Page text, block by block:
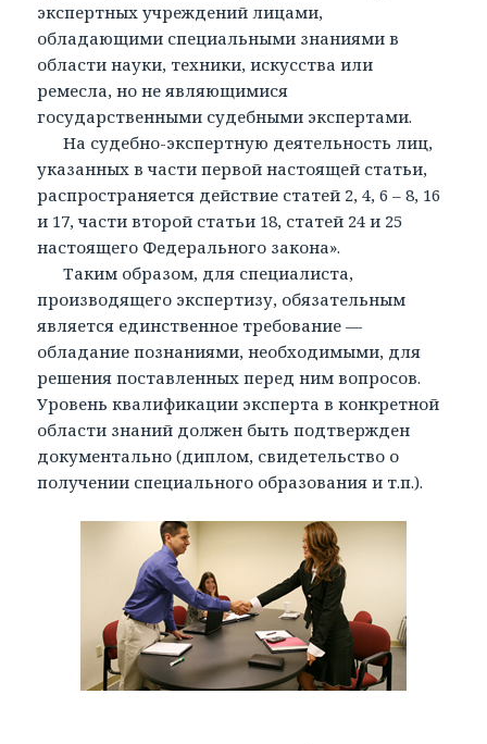
экспертных учреждений лицами,
обладающими специальными знаниями в
области науки, техники, искусства или
ремесла, но не являющимися
государственными судебными экспертами.
На судебно-экспертную деятельность лиц,
указанных в части первой настоящей статьи,
распространяется действие статей 2, 4, 6 – 8, 16
и 17, части второй статьи 18, статей 24 и 25
настоящего Федерального закона».
Таким образом, для специалиста,
производящего экспертизу, обязательным
является единственное требование —
обладание познаниями, необходимыми, для
решения поставленных перед ним вопросов.
Уровень квалификации эксперта в конкретной
области знаний должен быть подтвержден
документально (диплом, свидетельство о
получении специального образования и т.п.).